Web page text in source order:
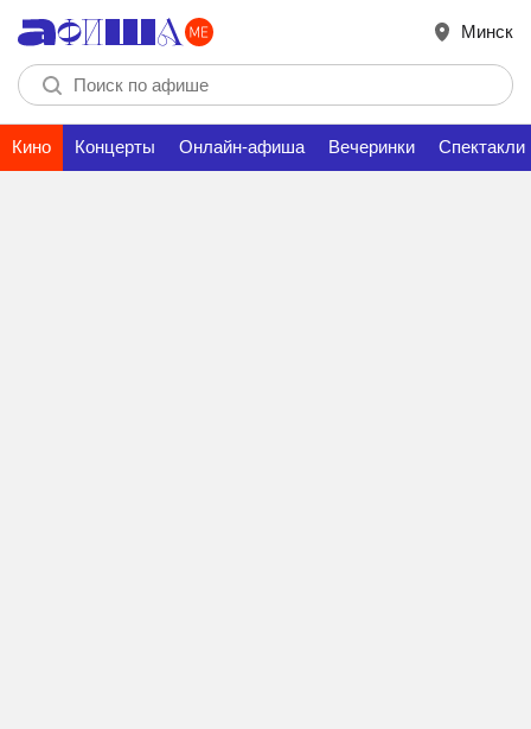
Минск
Кино Концерты Онлайн-афиша Вечеринки Спектакли